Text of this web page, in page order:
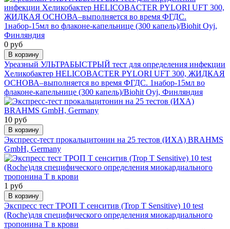
0 руб
В корзину
Уреазный УЛЬТРАБЫСТРЫЙ тест для определения инфекции
Хеликобактер HELICOBACTER PYLORI UFT 300, ЖИДКАЯ
ОСНОВА–выполняется во время ФГДС. 1набор-15мл во
флаконе-капельнице (300 капель)/Biohit Oyj, Финляндия
10 руб
В корзину
Экспресс-тест прокальцитонин на 25 тестов (ИХА) BRAHMS
GmbH, Germany
1 руб
В корзину
Экспресс тест ТРОП Т сенситив (Trop T Sensitive) 10 test
(Roche)для специфического определения миокардиального
тропонина Т в крови